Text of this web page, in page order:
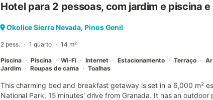
Hotel para 2 pessoas, com jardim e piscina
Okolice Sierra Nevada, Pinos Genil
2 pess. 1 quarto 14 m²
Piscina Piscina Wi-Fi Internet Estacionamento Terraço
Jardim
Roupas de cama Toalhas
This charming bed and breakfast getaway is set in a 6,000 m²
National Park, 15 minutes' drive from Granada. It has an